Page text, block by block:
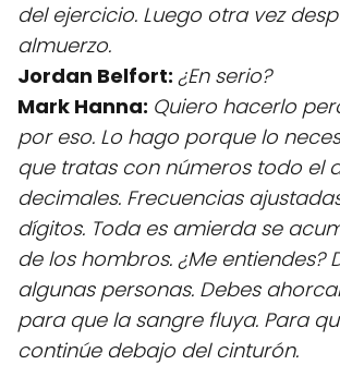
del ejercicio. Luego otra vez
almuerzo.
Jordan Belfort: ¿En serio?
Mark Hanna: Quiero hacerlo
por eso. Lo hago porque lo
que tratas con números todo el
decimales. Frecuencias
dígitos. Toda es amierda se
de los hombros. ¿Me entiendes?
algunas personas. Debes
para que la sangre fluya. Para
continúe debajo del cinturón.